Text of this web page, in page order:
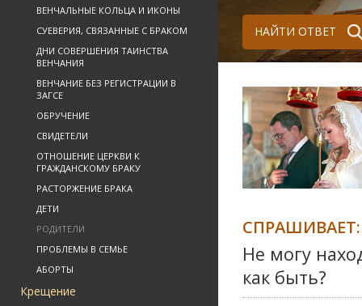
ВЕНЧАЛЬНЫЕ КОЛЬЦА И ИКОНЫ
СУЕВЕРИЯ, СВЯЗАННЫЕ С БРАКОМ
ДНИ СОВЕРШЕНИЯ ТАИНСТВА
ВЕНЧАНИЯ
ВЕНЧАНИЕ БЕЗ РЕГИСТРАЦИИ В
ЗАГСЕ
ОБРУЧЕНИЕ
СВИДЕТЕЛИ
ОТНОШЕНИЕ ЦЕРКВИ К
ГРАЖДАНСКОМУ БРАКУ
РАСТОРЖЕНИЕ БРАКА
ДЕТИ
РОДИТЕЛИ
ПРОБЛЕМЫ В СЕМЬЕ
АБОРТЫ
Крещение
НАЙТИ ОТВЕТ
СПРАШИВАЕТ:
Не могу
как быть?